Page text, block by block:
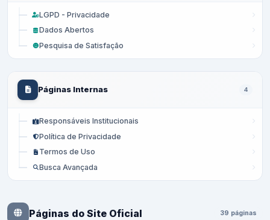
LGPD - Privacidade
Dados Abertos
Pesquisa de Satisfação
Páginas Internas 4
Responsáveis Institucionais
Política de Privacidade
Termos de Uso
Busca Avançada
Páginas do Site Oficial 39 páginas